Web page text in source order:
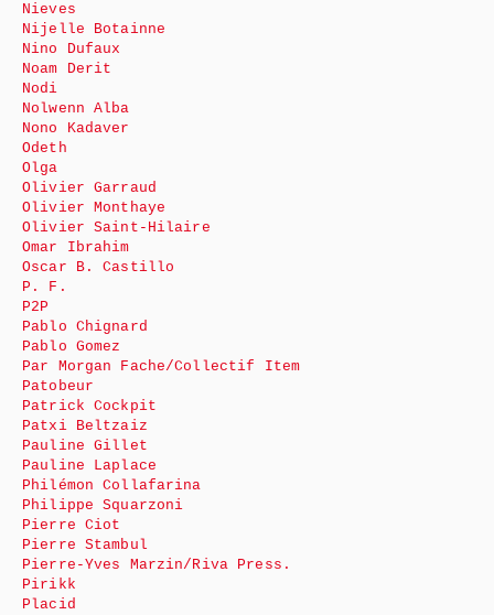
Nieves
Nijelle Botainne
Nino Dufaux
Noam Derit
Nodi
Nolwenn Alba
Nono Kadaver
Odeth
Olga
Olivier Garraud
Olivier Monthaye
Olivier Saint-Hilaire
Omar Ibrahim
Oscar B. Castillo
P. F.
P2P
Pablo Chignard
Pablo Gomez
Par Morgan Fache/Collectif Item
Patobeur
Patrick Cockpit
Patxi Beltzaiz
Pauline Gillet
Pauline Laplace
Philémon Collafarina
Philippe Squarzoni
Pierre Ciot
Pierre Stambul
Pierre-Yves Marzin/Riva Press.
Pirikk
Placid